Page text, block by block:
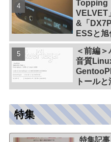
Topping
VELVET
&「
ESSと
ハイエン
同一メ
【
＜前編
音質
トールと
特集
特集記